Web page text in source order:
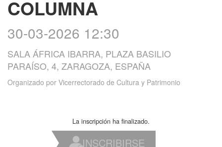
COLUMNA
30-03-2026 12:30
SALA ÁFRICA IBARRA, PLAZA BASILIO
PARAÍSO, 4, ZARAGOZA, ESPAÑA
Organizado por Vicerrectorado de Cultura y Patrimonio
La inscripción ha finalizado.
INSCRIBIRSE